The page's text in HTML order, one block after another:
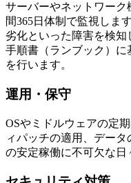
サーバーやネットワー
間365日体制で監視しま
劣化といった障害を検知
手順書（ランブック）
を行います。
運用・保守
OSやミドルウェアの定
ィパッチの適用、デー
の安定稼働に不可欠な日